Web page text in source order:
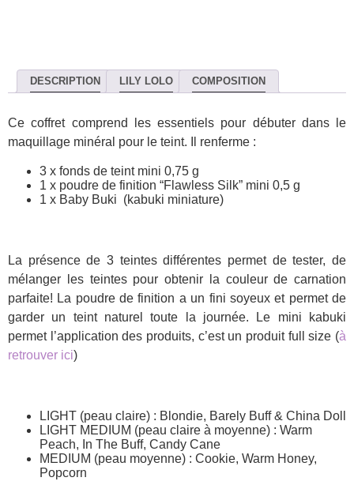
DESCRIPTION LILY LOLO COMPOSITION
Ce coffret comprend les essentiels pour débuter dans le
maquillage minéral pour le teint. Il renferme :
3 x fonds de teint mini 0,75 g
1 x poudre de finition “Flawless Silk” mini 0,5 g
1 x Baby Buki (kabuki miniature)
La présence de 3 teintes différentes permet de tester, de
mélanger les teintes pour obtenir la couleur de carnation
parfaite! La poudre de finition a un fini soyeux et permet de
garder un teint naturel toute la journée. Le mini kabuki
permet l’application des produits, c’est un produit full size (à
retrouver ici)
LIGHT (peau claire) : Blondie, Barely Buff & China Doll
LIGHT MEDIUM (peau claire à moyenne) : Warm
Peach, In The Buff, Candy Cane
MEDIUM (peau moyenne) : Cookie, Warm Honey,
Popcorn